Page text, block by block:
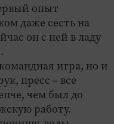
опыт
даже сесть на
он с ней в ладу
игра, но и
пресс – все
чем был до
работу.